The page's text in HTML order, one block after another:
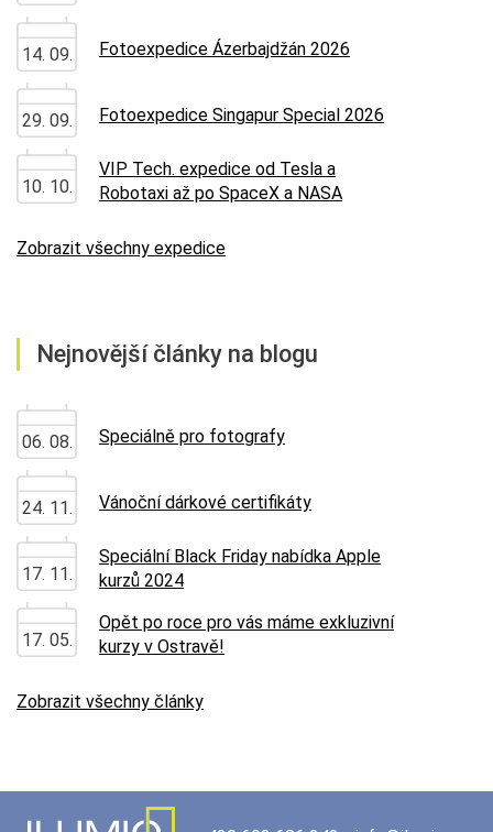
14. 09. Fotoexpedice Ázerbajdžán 2026
29. 09. Fotoexpedice Singapur Special 2026
10. 10.
VIP Tech. expedice od Tesla a
Robotaxi až po SpaceX a NASA
Zobrazit všechny expedice
Nejnovější články na blogu
06. 08. Speciálně pro fotografy
24. 11. Vánoční dárkové certifikáty
17. 11.
Speciální Black Friday nabídka Apple
kurzů 2024
17. 05.
Opět po roce pro vás máme exkluzivní
kurzy v Ostravě!
Zobrazit všechny články